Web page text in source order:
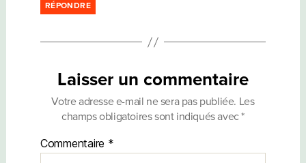
RÉPONDRE
Laisser un commentaire
Votre adresse e-mail ne sera pas publiée. Les
champs obligatoires sont indiqués avec*
Commentaire *